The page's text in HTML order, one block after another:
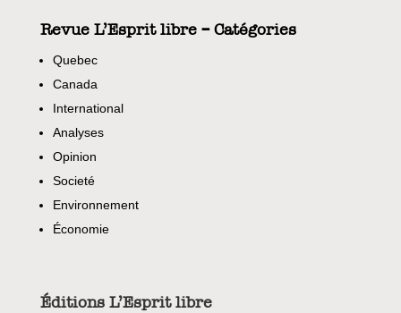
Revue L’Esprit libre – Catégories
Quebec
Canada
International
Analyses
Opinion
Societé
Environnement
Économie
Éditions L’Esprit libre